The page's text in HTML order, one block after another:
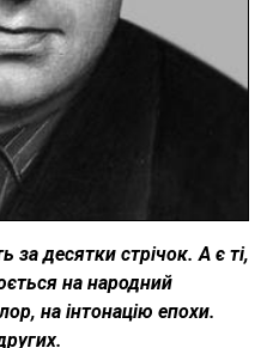
десятки стрічок. А є ті,
на народний
на інтонацію епохи.